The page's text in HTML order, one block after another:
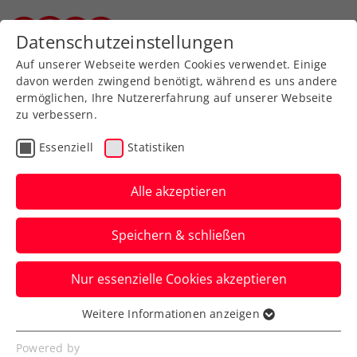
Zurück zur Newsübersicht
WTA
Upper Austria Ladies Linz
„ein Juwel mit sehr vielen
Facetten“
Turnierdirektorin Sandra Reichel zieht
Bilanz über die zweite Ausgabe des
Events als WTA-500-Turnier.
Verfasst von: Presseaussendung / Redaktion, 02.02.2025
Datenschutzeinstellungen
Auf unserer Webseite werden Cookies verwendet. Einige
davon werden zwingend benötigt, während es uns andere
ermöglichen, Ihre Nutzererfahrung auf unserer Webseite
zu verbessern.
Essenziell Statistiken
Alle akzeptieren
Speichern & schließen
Nur essenzielle Cookies akzeptieren
Essenziell
Essenzielle Cookies werden für grundlegende
Weitere Informationen anzeigen
Powered by